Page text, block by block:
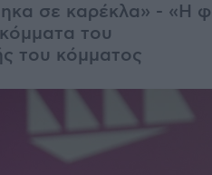
σε καρέκλα» - «Η
του
του κόμματος